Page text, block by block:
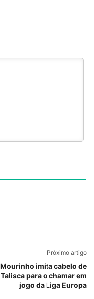
Próximo artigo
Mourinho imita cabelo de
Talisca para o chamar em
jogo da Liga Europa